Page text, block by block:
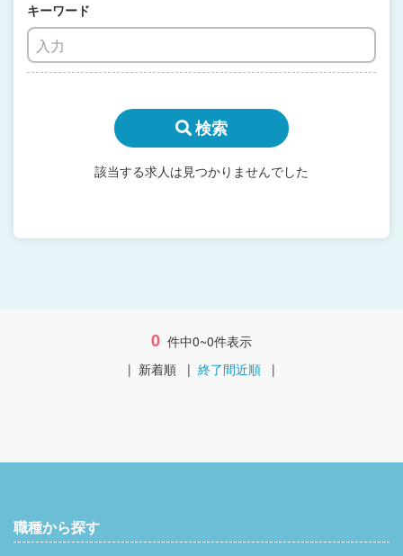
キーワード
検索
該当する求人は見つかりませんでした
0 件中0~0件表示
| 新着順 | 終了間近順 |
職種から探す